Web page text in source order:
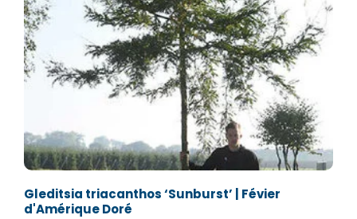
Gleditsia triacanthos ‘Sunburst’ | Févier
d'Amérique Doré